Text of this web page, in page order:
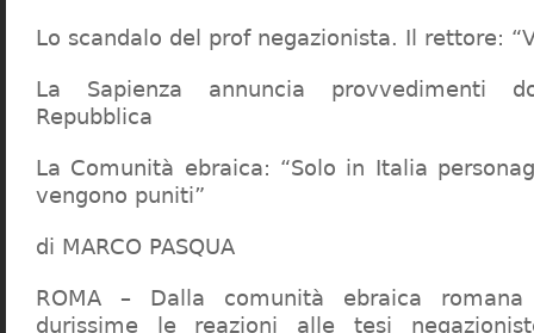
Lo scandalo del prof negazionista. Il rettore:
La Sapienza annuncia provvedimenti
Repubblica
La Comunità ebraica: “Solo in Italia
vengono puniti”
di MARCO PASQUA
ROMA – Dalla comunità ebraica
durissime le reazioni alle tesi